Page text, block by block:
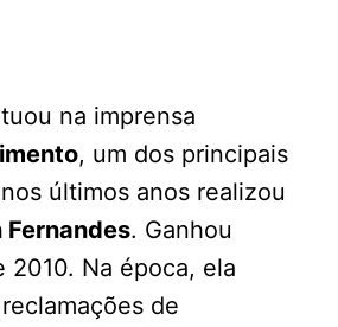
na imprensa
, um dos principais
últimos anos realizou
Fernandes. Ganhou
Na época, ela
de